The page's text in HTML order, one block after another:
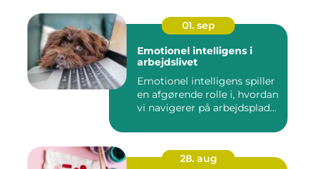
01. sep
Emotionel intelligens i
arbejdslivet
Emotionel intelligens spiller
en afgørende rolle i, hvordan
vi navigerer på arbejdsplad...
28. aug